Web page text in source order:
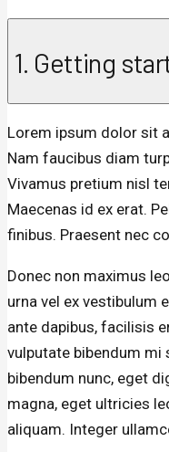
1. Getting
Lorem ipsum dolor sit
Nam faucibus diam
Vivamus pretium nisl
Maecenas id ex erat.
finibus. Praesent nec
Donec non maximus
urna vel ex vestibulum
ante dapibus, facilisis
vulputate bibendum
bibendum nunc, eget
magna, eget ultricies
aliquam. Integer